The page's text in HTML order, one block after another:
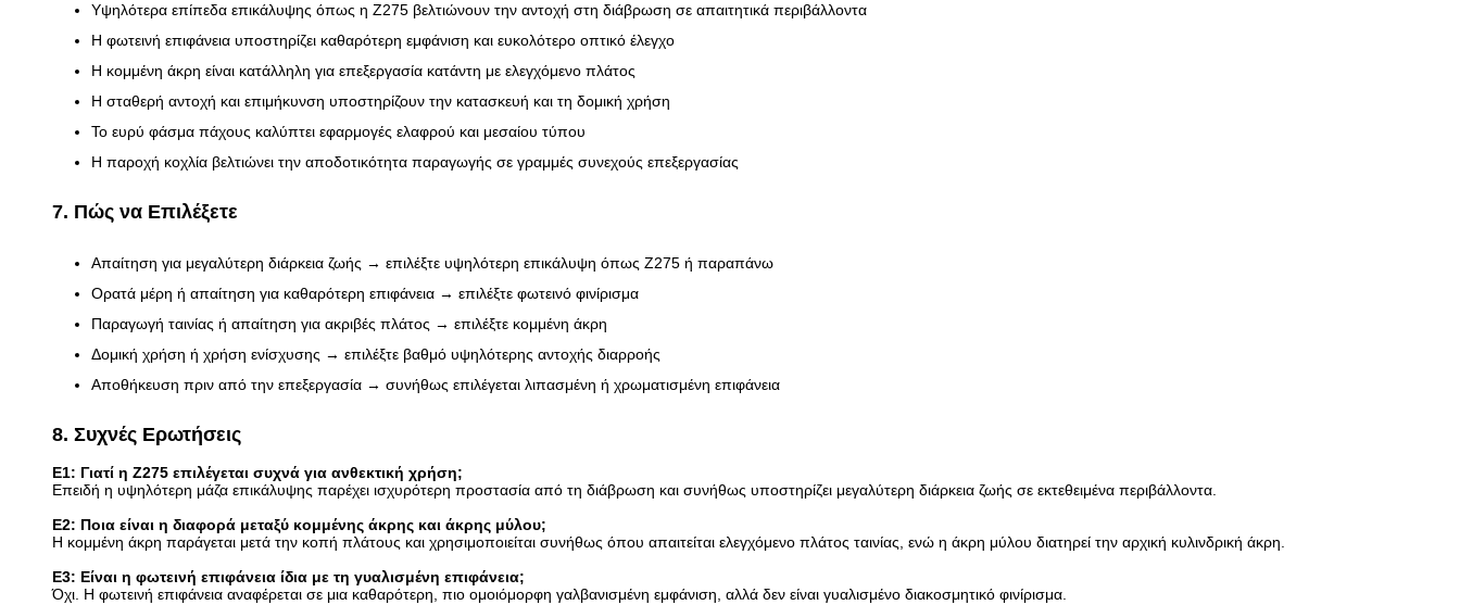
Υψηλότερα επίπεδα επικάλυψης όπως η Z275 βελτιώνουν την αντοχή στη διάβρωση σε απαιτητικά περιβάλλοντα
Η φωτεινή επιφάνεια υποστηρίζει καθαρότερη εμφάνιση και ευκολότερο οπτικό έλεγχο
Η κομμένη άκρη είναι κατάλληλη για επεξεργασία κατάντη με ελεγχόμενο πλάτος
Η σταθερή αντοχή και επιμήκυνση υποστηρίζουν την κατασκευή και τη δομική χρήση
Το ευρύ φάσμα πάχους καλύπτει εφαρμογές ελαφρού και μεσαίου τύπου
Η παροχή κοχλία βελτιώνει την αποδοτικότητα παραγωγής σε γραμμές συνεχούς επεξεργασίας
7. Πώς να Επιλέξετε
Απαίτηση για μεγαλύτερη διάρκεια ζωής → επιλέξτε υψηλότερη επικάλυψη όπως Z275 ή παραπάνω
Ορατά μέρη ή απαίτηση για καθαρότερη επιφάνεια → επιλέξτε φωτεινό φινίρισμα
Παραγωγή ταινίας ή απαίτηση για ακριβές πλάτος → επιλέξτε κομμένη άκρη
Δομική χρήση ή χρήση ενίσχυσης → επιλέξτε βαθμό υψηλότερης αντοχής διαρροής
Αποθήκευση πριν από την επεξεργασία → συνήθως επιλέγεται λιπασμένη ή χρωματισμένη επιφάνεια
8. Συχνές Ερωτήσεις
Ε1: Γιατί η Z275 επιλέγεται συχνά για ανθεκτική χρήση;
Επειδή η υψηλότερη μάζα επικάλυψης παρέχει ισχυρότερη προστασία από τη διάβρωση και συνήθως υποστηρίζει μεγαλύτερη διάρκεια ζωής σε εκτεθειμένα περιβάλλοντα.
Ε2: Ποια είναι η διαφορά μεταξύ κομμένης άκρης και άκρης μύλου;
Η κομμένη άκρη παράγεται μετά την κοπή πλάτους και χρησιμοποιείται συνήθως όπου απαιτείται ελεγχόμενο πλάτος ταινίας, ενώ η άκρη μύλου διατηρεί την αρχική κυλινδρική άκρη.
Ε3: Είναι η φωτεινή επιφάνεια ίδια με τη γυαλισμένη επιφάνεια;
Όχι. Η φωτεινή επιφάνεια αναφέρεται σε μια καθαρότερη, πιο ομοιόμορφη γαλβανισμένη εμφάνιση, αλλά δεν είναι γυαλισμένο διακοσμητικό φινίρισμα.